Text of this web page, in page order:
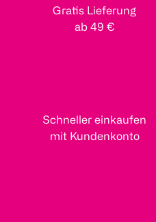
Gratis Lieferung
ab 49 €
Schneller einkaufen
mit Kundenkonto